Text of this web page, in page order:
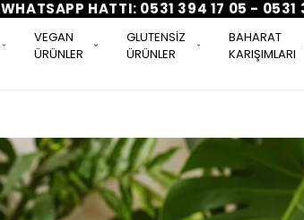
WHATSAPP HATTI: 0531 394 17 05 - 0531
VEGAN
ÜRÜNLER
GLUTENSİZ
ÜRÜNLER
BAHARAT
KARIŞIMLARI